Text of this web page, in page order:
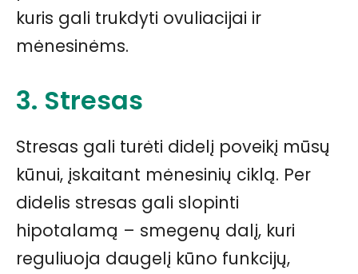
kuris gali trukdyti ovuliacijai ir
mėnesinėms.
3. Stresas
Stresas gali turėti didelį poveikį mūsų
kūnui, įskaitant mėnesinių ciklą. Per
didelis stresas gali slopinti
hipotalamą – smegenų dalį, kuri
reguliuoja daugelį kūno funkcijų,